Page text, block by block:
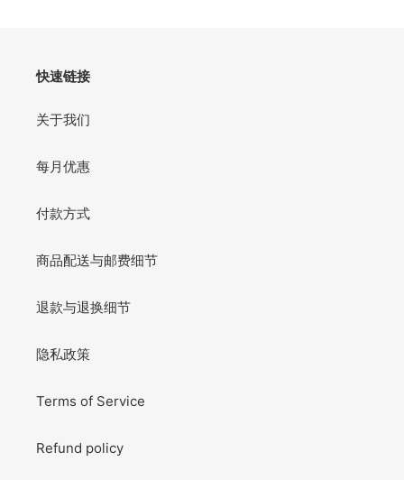
快速链接
关于我们
每月优惠
付款方式
商品配送与邮费细节
退款与退换细节
隐私政策
Terms of Service
Refund policy